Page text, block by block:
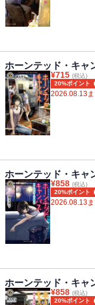
ホーンテッド・キ
¥715 (税込)
20%ポイント
2026.08.13
ホーンテッド・キ
¥858 (税込)
20%ポイント
2026.08.13
ホーンテッド・キ
¥858 (税込)
20%ポイント